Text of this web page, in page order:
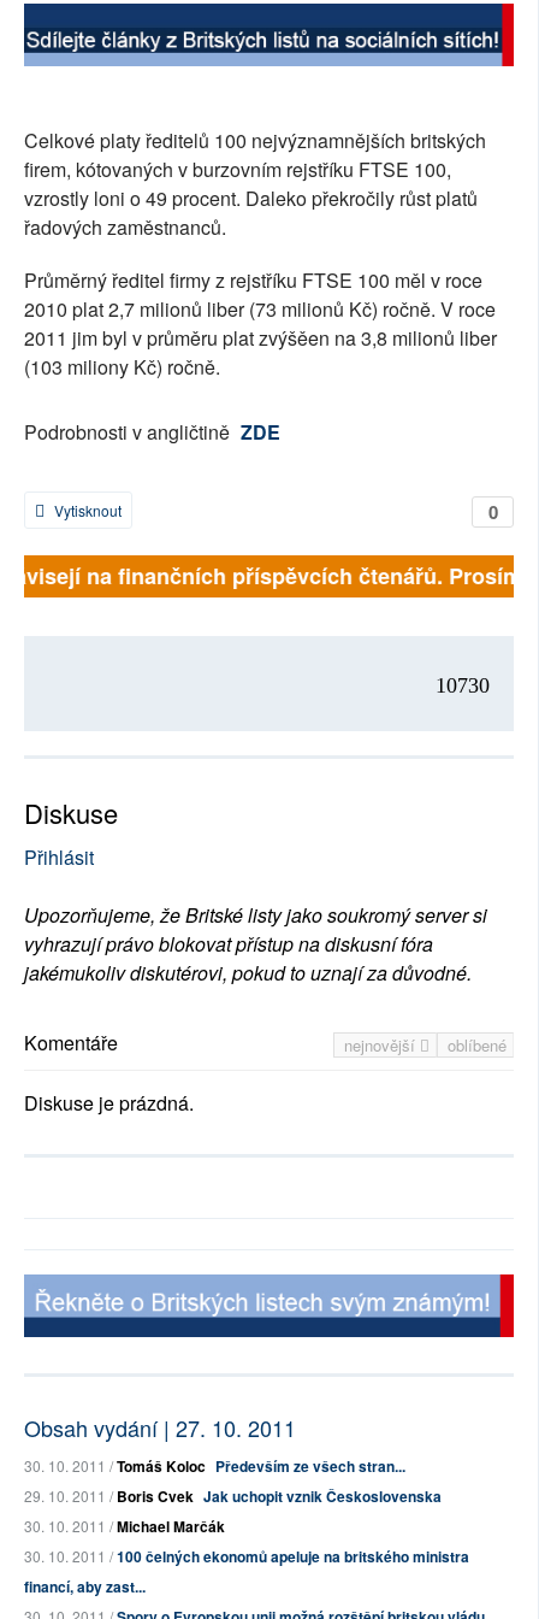
SOCIÁLNÍ SÍTĚ
PLNÁ VERZE STRÁNEK
Celkové platy ředitelů 100 nejvýznamnějších britských
firem, kótovaných v burzovním rejstříku FTSE 100,
vzrostly loni o 49 procent. Daleko překročily růst platů
řadových zaměstnanců.
Průměrný ředitel firmy z rejstříku FTSE 100 měl v roce
2010 plat 2,7 milionů liber (73 milionů Kč) ročně. V roce
2011 jim byl v průměru plat zvýšěen na 3,8 milionů liber
(103 miliony Kč) ročně.
Podrobnosti v angličtině ZDE
0
Vytisknout
na finančních příspěvcích čtenářů.
10730
Diskuse
Přihlásit
Upozorňujeme, že Britské listy jako soukromý server si
vyhrazují právo blokovat přístup na diskusní fóra
jakémukoliv diskutérovi, pokud to uznají za důvodné.
nejnovější oblíbené
Komentáře
Diskuse je prázdná.
Obsah vydání | 27. 10. 2011
30. 10. 2011 /Tomáš Koloc Především ze všech stran...
29. 10. 2011 /Boris Cvek Jak uchopit vznik Československa
30. 10. 2011 /Michael Marčák
30. 10. 2011 /100 čelných ekonomů apeluje na britského ministra
financí, aby zast...